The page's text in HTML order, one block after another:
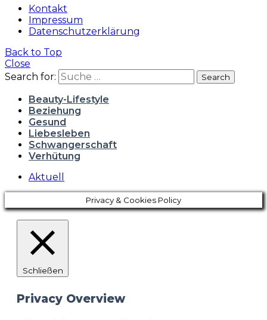
Kontakt
Impressum
Datenschutzerklärung
Back to Top
Close
Search for:
Search
Beauty-Lifestyle
Beziehung
Gesund
Liebesleben
Schwangerschaft
Verhütung
Aktuell
Privacy & Cookies Policy
Schließen
Privacy Overview